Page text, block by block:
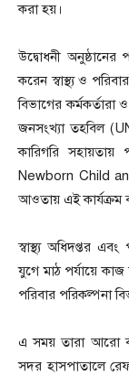
করা হয়।
উদ্বোধনী
করেন স্বাস্থ্য ও
বিভাগের কর্মকর্তারা
জনসংখ্যা তহবিল
কারিগরি
Newborn Child
আওতায় এই কার্যক্রম
স্বাস্থ্য অধিদপ্তর
যুগে মাঠ পর্যায়ে
পরিবার পরিকল্পনা
এ সময় তারা আরো
সদর হাসপাতালে